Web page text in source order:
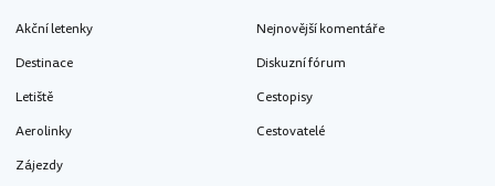
Akční letenky
Destinace
Letiště
Aerolinky
Zájezdy
Nejnovější komentáře
Diskuzní fórum
Cestopisy
Cestovatelé